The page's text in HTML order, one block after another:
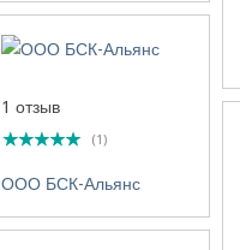
1 отзыв
(1)
ООО БСК-Альянс